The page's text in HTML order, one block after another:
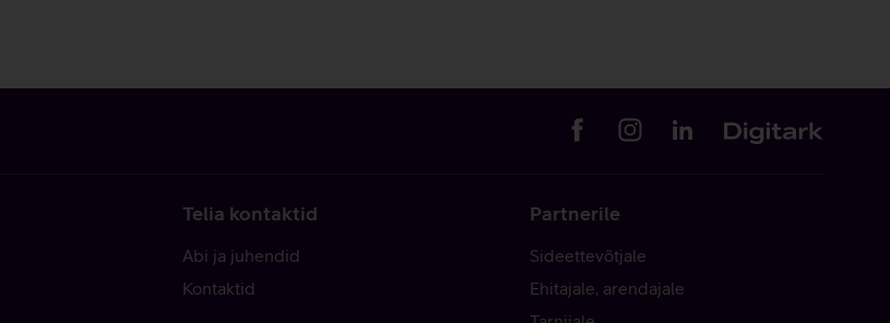
Telia kontaktid
Abi ja juhendid
Kontaktid
Partnerile
Sideettevõtjale
Ehitajale, arendajale